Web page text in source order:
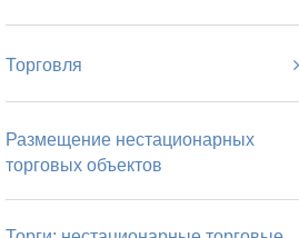
Торговля
Размещение нестационарных
торговых объектов